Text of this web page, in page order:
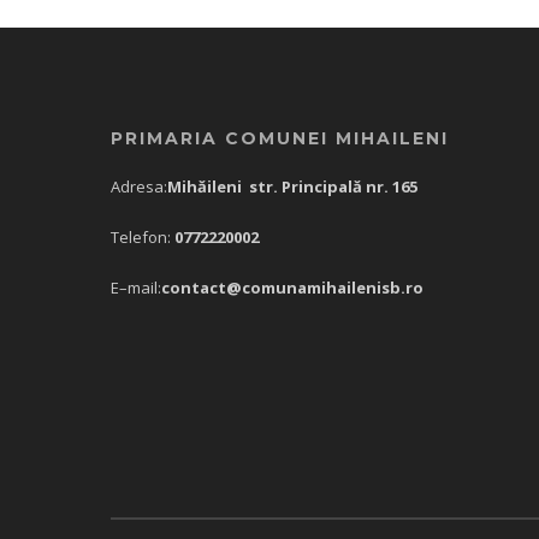
PRIMARIA COMUNEI MIHAILENI
Adresa:Mihăileni str. Principală nr. 165
Telefon: 0772220002
E–mail:contact@comunamihailenisb.ro